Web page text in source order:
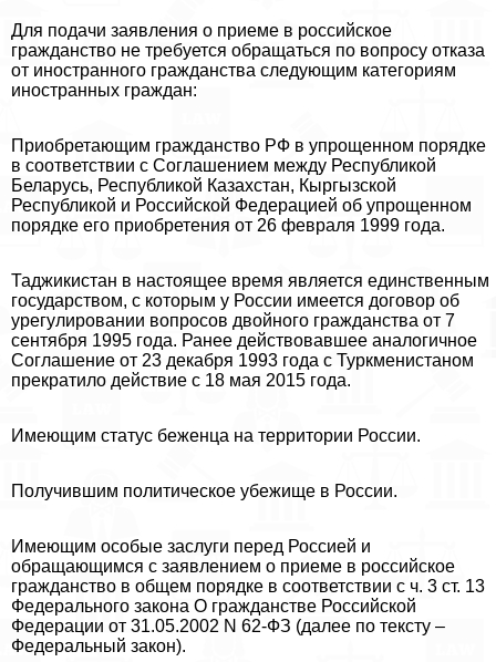
Для подачи заявления о приеме в российское
гражданство не требуется обращаться по вопросу отказа
от иностранного гражданства следующим категориям
иностранных граждан:
Приобретающим гражданство РФ в упрощенном порядке
в соответствии с Соглашением между Республикой
Беларусь, Республикой Казахстан, Кыргызской
Республикой и Российской Федерацией об упрощенном
порядке его приобретения от 26 февраля 1999 года.
Таджикистан в настоящее время является единственным
государством, с которым у России имеется договор об
урегулировании вопросов двойного гражданства от 7
сентября 1995 года. Ранее действовавшее аналогичное
Соглашение от 23 декабря 1993 года с Туркменистаном
прекратило действие с 18 мая 2015 года.
Имеющим статус беженца на территории России.
Получившим политическое убежище в России.
Имеющим особые заслуги перед Россией и
обращающимся с заявлением о приеме в российское
гражданство в общем порядке в соответствии с ч. 3 ст. 13
Федерального закона О гражданстве Российской
Федерации от 31.05.2002 N 62-ФЗ (далее по тексту –
Федеральный закон).